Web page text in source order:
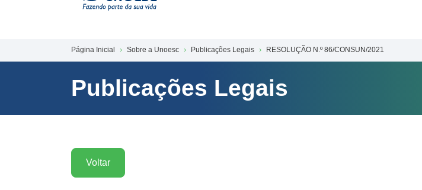
Página Inicial Sobre a Unoesc Publicações Legais RESOLUÇÃO N.º 86/CONSUN/2021
Publicações Legais
Voltar